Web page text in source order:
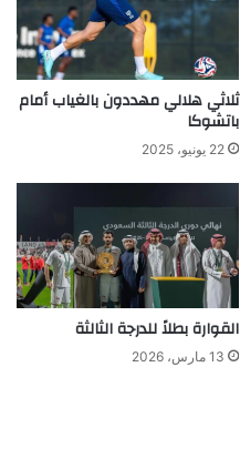
ثلاثي هلالي مهددون بالغياب أمام
باتشوكا
22 يونيو، 2025
القوارة بطلاً للدرجة الثالثة
13 مارس، 2026